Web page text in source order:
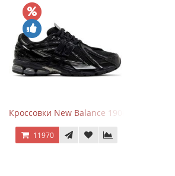
Кроссовки New Balance 1906A Black Silver
11970